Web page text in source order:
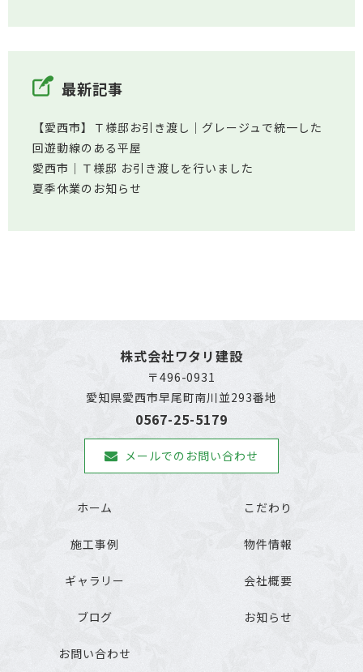
最新記事
【愛西市】Ｔ様邸お引き渡し｜グレージュで統一した
回遊動線のある平屋
愛西市│Ｔ様邸 お引き渡しを行いました
夏季休業のお知らせ
株式会社ワタリ建設
〒496-0931
愛知県愛西市早尾町南川並293番地
0567-25-5179
メールでのお問い合わせ
ホーム こだわり
施工事例 物件情報
ギャラリー 会社概要
ブログ お知らせ
お問い合わせ